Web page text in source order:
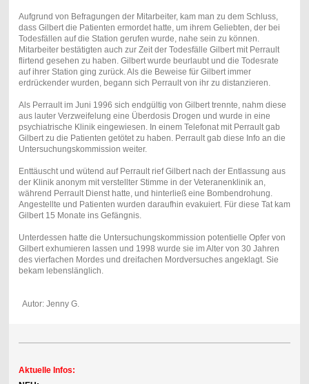
Aufgrund von Befragungen der Mitarbeiter, kam man zu dem Schluss,
dass Gilbert die Patienten ermordet hatte, um ihrem Geliebten, der bei
Todesfällen auf die Station gerufen wurde, nahe sein zu können.
Mitarbeiter bestätigten auch zur Zeit der Todesfälle Gilbert mit Perrault
flirtend gesehen zu haben. Gilbert wurde beurlaubt und die Todesrate
auf ihrer Station ging zurück. Als die Beweise für Gilbert immer
erdrückender wurden, begann sich Perrault von ihr zu distanzieren.
Als Perrault im Juni 1996 sich endgültig von Gilbert trennte, nahm diese
aus lauter Verzweifelung eine Überdosis Drogen und wurde in eine
psychiatrische Klinik eingewiesen. In einem Telefonat mit Perrault gab
Gilbert zu die Patienten getötet zu haben. Perrault gab diese Info an die
Untersuchungskommission weiter.
Enttäuscht und wütend auf Perrault rief Gilbert nach der Entlassung aus
der Klinik anonym mit verstellter Stimme in der Veteranenklinik an,
während Perrault Dienst hatte, und hinterließ eine Bombendrohung.
Angestellte und Patienten wurden daraufhin evakuiert. Für diese Tat kam
Gilbert 15 Monate ins Gefängnis.
Unterdessen hatte die Untersuchungskommission potentielle Opfer von
Gilbert exhumieren lassen und 1998 wurde sie im Alter von 30 Jahren
des vierfachen Mordes und dreifachen Mordversuches angeklagt. Sie
bekam lebenslänglich.
Autor: Jenny G.
Aktuelle Infos: